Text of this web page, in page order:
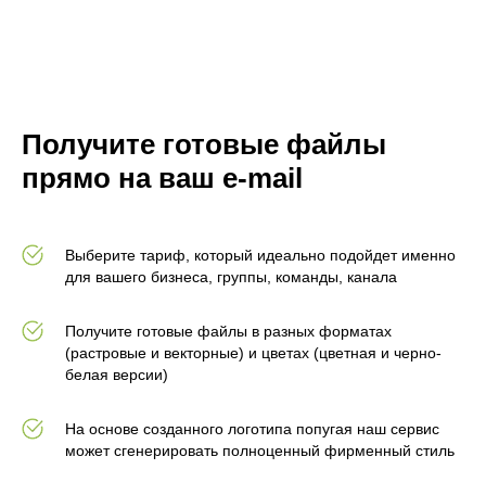
Получите готовые файлы
прямо на ваш e-mail
Выберите тариф, который идеально подойдет именно
для вашего бизнеса, группы, команды, канала
Получите готовые файлы в разных форматах
(растровые и векторные) и цветах (цветная и черно-
белая версии)
На основе созданного логотипа попугая наш сервис
может сгенерировать полноценный фирменный стиль